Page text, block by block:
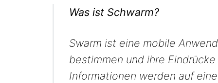
Was ist Schwarm?
Swarm ist eine mobile
bestimmen und ihre
Informationen werden auf